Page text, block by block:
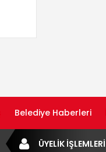
Belediye Haberleri
ÜYELİK İŞLEMLERİ